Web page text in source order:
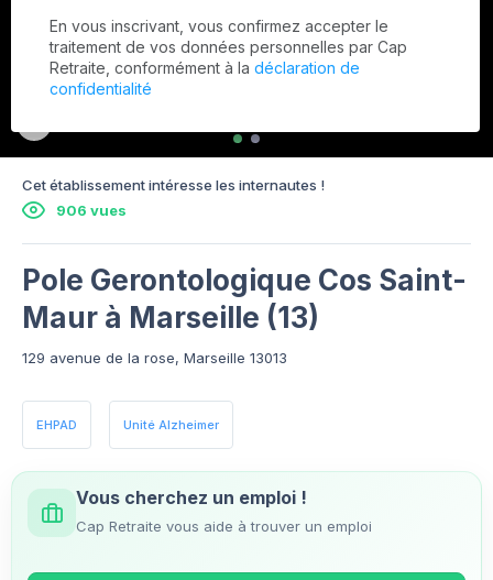
Cet établissement intéresse les internautes !
906 vues
Pole Gerontologique Cos Saint-
Maur à Marseille (13)
129 avenue de la rose, Marseille 13013
EHPAD Unité Alzheimer
Vous cherchez un emploi !
Cap Retraite vous aide à trouver un emploi
En vous inscrivant, vous confirmez accepter le
traitement de vos données personnelles par Cap
Retraite, conformément à la déclaration de
confidentialité